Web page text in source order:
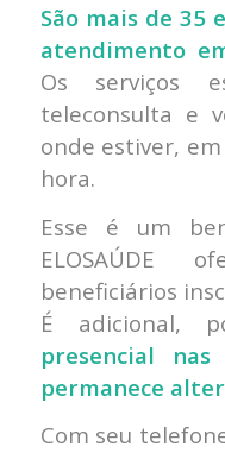
São mais de 35
atendimento
Os serviços
teleconsulta e
onde estiver,
hora.
Esse é um
beneficiários
É adicional,
presencial
permanece
Com seu